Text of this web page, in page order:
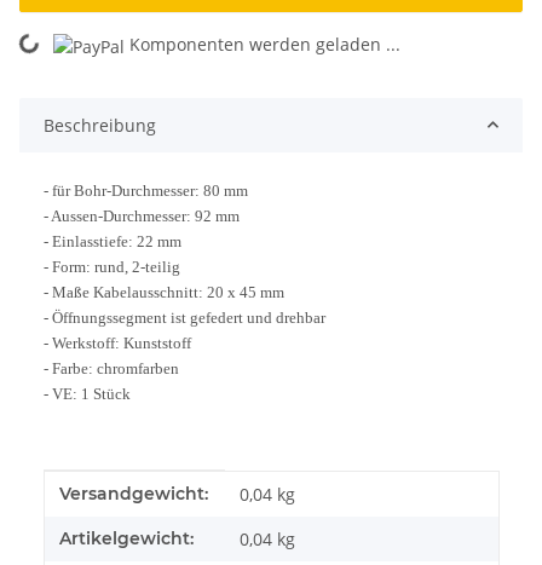
Loading... Komponenten werden geladen ...
Beschreibung
- für Bohr-Durchmesser: 80 mm
- Aussen-Durchmesser: 92 mm
- Einlasstiefe: 22 mm
- Form: rund, 2-teilig
- Maße Kabelausschnitt: 20 x 45 mm
- Öffnungssegment ist gefedert und drehbar
- Werkstoff: Kunststoff
- Farbe: chromfarben
- VE: 1 Stück
Produkteigenschaft
Wert
Versandgewicht: 0,04 kg
Artikelgewicht: 0,04 kg